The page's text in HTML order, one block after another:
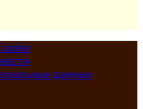
данных